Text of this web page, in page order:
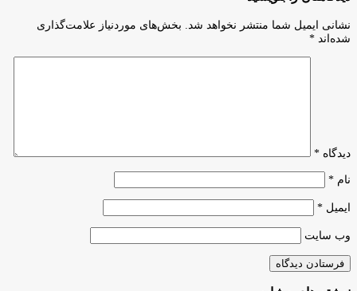
کسب‌وکار
روان‌شناسان
کسب‌وکار
همکاری
اتاق
نشانی ایمیل شما منتشر نخواهد شد.
بخش‌های موردنیاز علامت‌گذاری
شده‌اند *
دیدگاه *
نام *
ایمیل *
وب‌ سایت